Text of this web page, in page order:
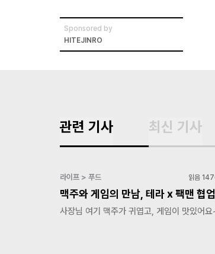
Sponsored by
HITEJINRO
관련 기사 최신 기사
라이프 > 푸드 읽음
맥주와 게임의 만남, 테라 x 팩맨 협
사장님 여기 맥주가 귀엽고, 게임이 맛있어요